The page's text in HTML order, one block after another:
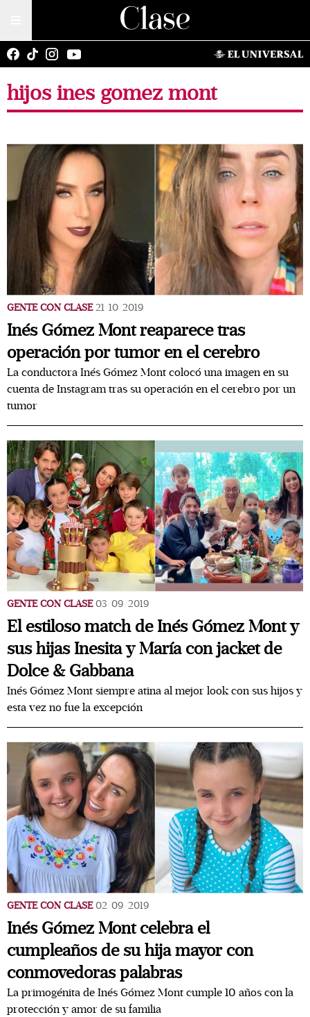
hijos ines gomez mont
GENTE CON CLASE 21/10/2019
Inés Gómez Mont reaparece tras
operación por tumor en el cerebro
La conductora Inés Gómez Mont colocó una imagen en su
cuenta de Instagram tras su operación en el cerebro por un
tumor
GENTE CON CLASE 03/09/2019
El estiloso match de Inés Gómez Mont y
sus hijas Inesita y María con jacket de
Dolce & Gabbana
Inés Gómez Mont siempre atina al mejor look con sus hijos y
esta vez no fue la excepción
GENTE CON CLASE 02/09/2019
Inés Gómez Mont celebra el
cumpleaños de su hija mayor con
conmovedoras palabras
La primogénita de Inés Gómez Mont cumple 10 años con la
protección y amor de su familia